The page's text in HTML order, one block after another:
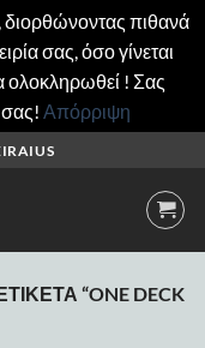
διορθώνοντας πιθανά
σας, όσο γίνεται
ολοκληρωθεί ! Σας
σας! Απόρριψη
“ONE DECK